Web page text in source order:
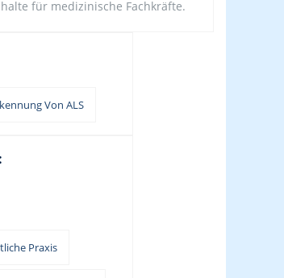
für medizinische Fachkräfte.
Von ALS
Praxis